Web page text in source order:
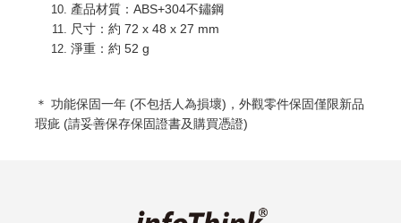
產品材質：ABS+304不鏽鋼
尺寸：約 72 x 48 x 27 mm
淨重：約 52 g
＊ 功能保固一年 (不包括人為損壞)，外觀零件保固僅限新品
瑕疵 (請妥善保存保固證書及購買憑證)